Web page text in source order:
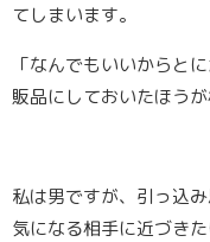
てしまいます。
「なんでもいいからと
販品にしておいたほう
私は男ですが、引っ込
気になる相手に近づき